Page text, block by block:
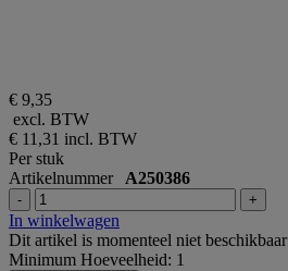
€ 9,35
excl. BTW
€ 11,31 incl. BTW
Per stuk
Artikelnummer A250386
- +
In winkelwagen
Dit artikel is momenteel niet beschikbaar
Minimum Hoeveelheid: 1